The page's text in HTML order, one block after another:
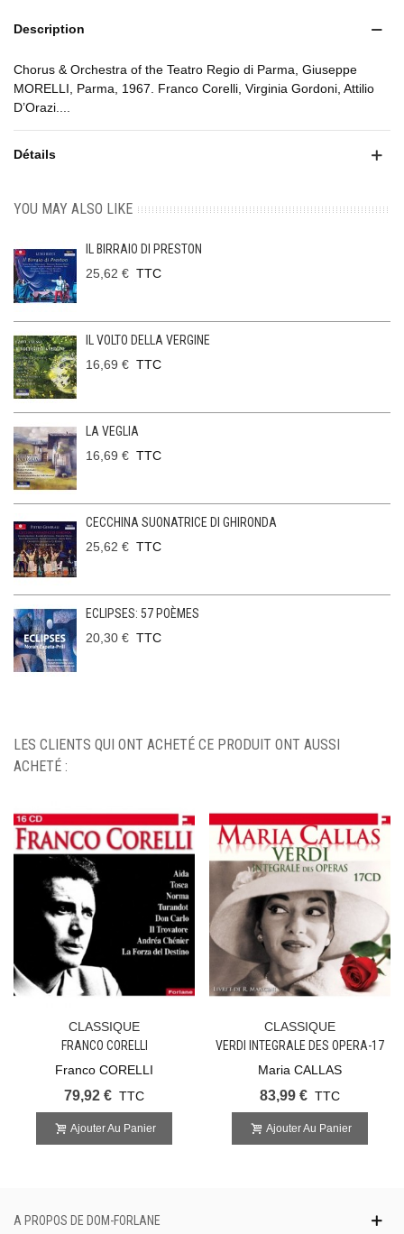
Description
Chorus & Orchestra of the Teatro Regio di Parma, Giuseppe
MORELLI, Parma, 1967. Franco Corelli, Virginia Gordoni, Attilio
D’Orazi....
Détails
YOU MAY ALSO LIKE
IL BIRRAIO DI PRESTON
25,62 € TTC
IL VOLTO DELLA VERGINE
16,69 € TTC
LA VEGLIA
16,69 € TTC
CECCHINA SUONATRICE DI GHIRONDA
25,62 € TTC
ECLIPSES: 57 POÈMES
20,30 € TTC
LES CLIENTS QUI ONT ACHETÉ CE PRODUIT ONT AUSSI
ACHETÉ :
CLASSIQUE
FRANCO CORELLI
Franco CORELLI
79,92 € TTC
Ajouter Au Panier
CLASSIQUE
VERDI INTEGRALE DES OPERA-17
CD LIVE
Maria CALLAS
83,99 € TTC
Ajouter Au Panier
A PROPOS DE DOM-FORLANE